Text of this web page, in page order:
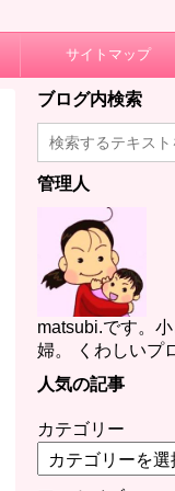
サイトマップ
ブログ内検索
管理人
matsubi.です。
婦。 くわしいプ
人気の記事
カテゴリー